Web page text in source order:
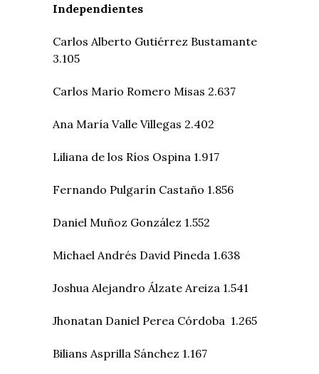
Independientes
Carlos Alberto Gutiérrez Bustamante
3.105
Carlos Mario Romero Misas 2.637
Ana María Valle Villegas 2.402
Liliana de los Ríos Ospina 1.917
Fernando Pulgarín Castaño 1.856
Daniel Muñoz González 1.552
Michael Andrés David Pineda 1.638
Joshua Alejandro Álzate Areiza 1.541
Jhonatan Daniel Perea Córdoba 1.265
Bilians Asprilla Sánchez 1.167